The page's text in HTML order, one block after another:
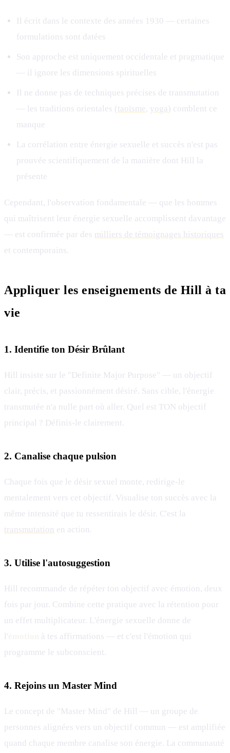
Il écrit dans le contexte des années 1930 — certaines
formulations sont datées
Son approche est uniquement occidentale et pragmatique
— il ignore les dimensions spirituelles
Il ne donne pas de techniques précises de transmutation
— les traditions orientales ( taoïsme, yoga ) comblent ce
manque
La corrélation entre énergie sexuelle et succès n'est pas
prouvée scientifiquement de la manière dont Hill la
présente
Cependant, l'observation fondamentale — que les hommes
qui maîtrisent leur énergie sexuelle accomplissent davantage
— est confirmée par des milliers de témoignages historiques
et contemporains.
Appliquer les enseignements de Hill à ta
vie
1. Identifie ton Désir Brûlant
Hill insiste sur le "Definite Major Purpose" — un objectif
clair, précis, et passionnément désiré. Sans cible, l'énergie
transmutée n'a nulle part où aller. Quel est TON objectif
principal ? Définis-le clairement.
2. Canalise chaque pulsion
Chaque fois que le désir sexuel monte, redirige-le
mentalement vers cet objectif. Visualise ton succès avec la
même intensité que tu ressentirais le désir. C'est la
transmutation en action.
3. Utilise l'autosuggestion
Hill recommande de répéter ton objectif avec émotion, deux
fois par jour. Combine cette pratique avec la rétention pour
un effet multiplicateur. L'énergie sexuelle donne de
l'
à tes affirmations — et c'est l'émotion qui
programme le subconscient.
4. Rejoins un Master Mind
Le concept de "Master Mind" de Hill — un groupe de
personnes alignées vers un objectif commun — est amplifiée
quand chaque membre canalise son énergie. La communauté